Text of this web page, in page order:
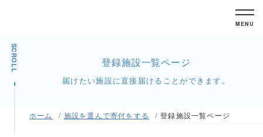
MENU
SCROLL 登録施設一覧ページ
届けたい施設に直接届けることができます。
ホーム 施設を選んで寄付をする 登録施設一覧ページ